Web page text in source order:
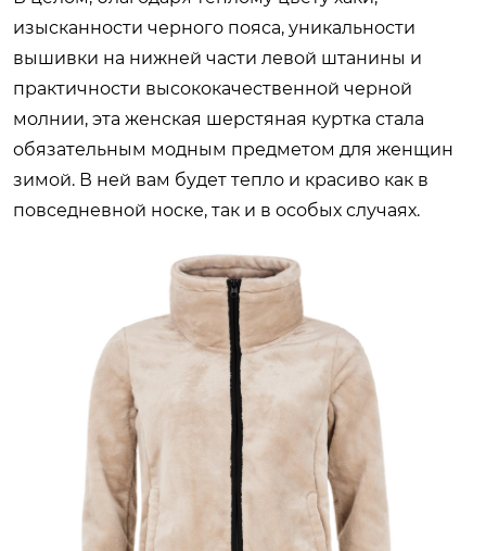
изысканности черного пояса, уникальности
вышивки на нижней части левой штанины и
практичности высококачественной черной
молнии, эта женская шерстяная куртка стала
обязательным модным предметом для женщин
зимой. В ней вам будет тепло и красиво как в
повседневной носке, так и в особых случаях.